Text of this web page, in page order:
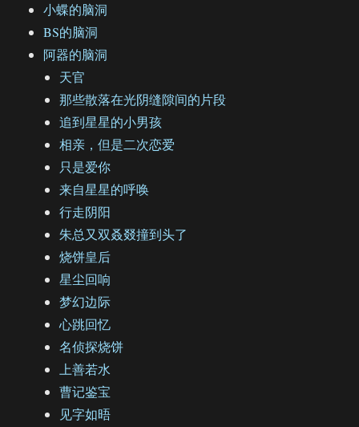
小蝶的脑洞
BS的脑洞
阿器的脑洞
天官
那些散落在光阴缝隙间的片段
追到星星的小男孩
相亲，但是二次恋爱
只是爱你
来自星星的呼唤
行走阴阳
朱总又双叒叕撞到头了
烧饼皇后
星尘回响
梦幻边际
心跳回忆
名侦探烧饼
上善若水
曹记鉴宝
见字如晤